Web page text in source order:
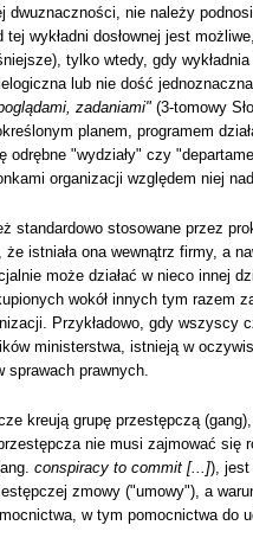
dwuznaczności, nie należy
wykładni dosłownej jest
tylko wtedy, gdy
lub nie dość
zadaniami" (3-tomowy
planem, programem
odrębne "wydziały" czy
organizacji względem niej
standardowo stosowane przez
istniała ona wewnątrz firmy, a
może działać w nieco innej
wokół innych tym
Przykładowo, gdy wszyscy
ministerstwa, istnieją w
sprawach prawnych.
kreują grupę przestępczą
nie musi zajmować
conspiracy to commit [...]), jest
zmowy ("umowy"), a
w tym pomocnictwa do